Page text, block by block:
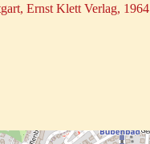
Ernst Klett Verlag, 1964